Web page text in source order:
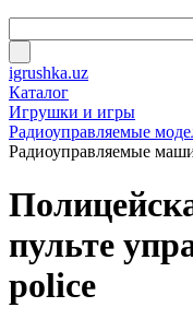
igrushka.uz
Каталог
Игрушки и игры
Радиоуправляемые
Радиоуправляемые
пульте
police